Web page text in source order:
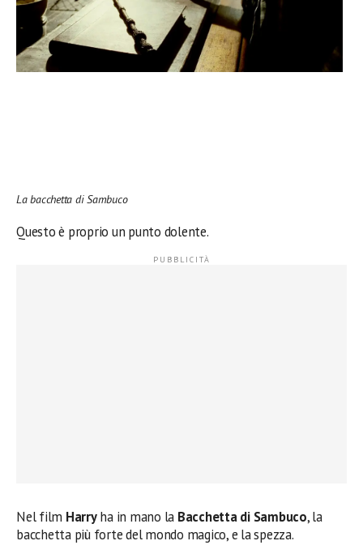
La bacchetta di Sambuco
Questo è proprio un punto dolente.
Nel film Harryha in mano la Bacchetta di Sambuco, la
bacchetta più forte del mondo magico, e la spezza.